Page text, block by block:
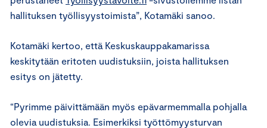
hallituksen työllisyystoimista”, Kotamäki sanoo.
Kotamäki kertoo, että Keskuskauppakamarissa
keskitytään eritoten uudistuksiin, joista hallituksen
esitys on jätetty.
“Pyrimme päivittämään myös epävarmemmalla pohjalla
olevia uudistuksia. Esimerkiksi työttömyysturvan